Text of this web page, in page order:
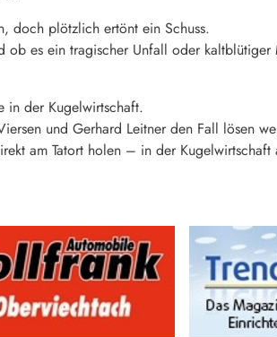
doch plötzlich ertönt ein Schuss.
es ein tragischer Unfall oder kaltblütiger
in der Kugelwirtschaft.
und Gerhard Leitner den Fall lösen
am Tatort holen – in der Kugelwirtschaft